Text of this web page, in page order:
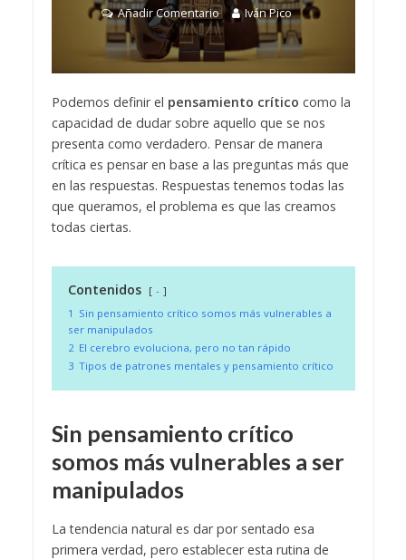
Añadir Comentario Iván Pico
Podemos definir el pensamiento crítico como la
capacidad de dudar sobre aquello que se nos
presenta como verdadero. Pensar de manera
crítica es pensar en base a las preguntas más que
en las respuestas. Respuestas tenemos todas las
que queramos, el problema es que las creamos
todas ciertas.
Contenidos
-
1 Sin pensamiento crítico somos más vulnerables a
ser manipulados
2 El cerebro evoluciona, pero no tan rápido
3 Tipos de patrones mentales y pensamiento crítico
Sin pensamiento crítico
somos más vulnerables a ser
manipulados
La tendencia natural es dar por sentado esa
primera verdad, pero establecer esta rutina de